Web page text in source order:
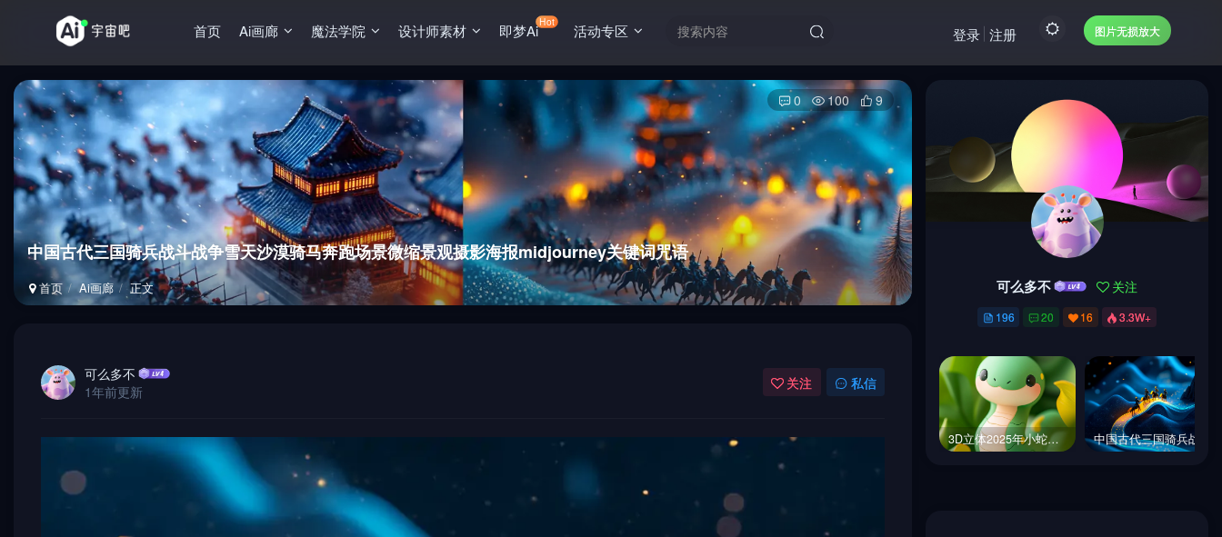
首页 Ai画廊 魔法学院 设计师素材 即梦AiHot 活动专区 图片无损放大
登录 注册
中国古代三国骑兵战斗战争雪天沙漠骑马奔跑场景微缩景观摄影海报midjourney关键词咒语
首页 Ai画廊 正文
0 100 9
可么多不
1年前更新
关注 私信
可么多不 关注
196 20 16 3.3W+
3D立体2025年小蛇可爱卡通形象冰箱贴立体模型摄影插图海报midjourney关键词咒语
可么多不 关注
196 20 16 3.3W+
3D立体2025年小蛇可爱卡通形象冰箱贴立体模型摄影插图海报midjourney关键词咒语